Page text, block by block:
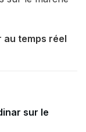
au temps réel
sur le